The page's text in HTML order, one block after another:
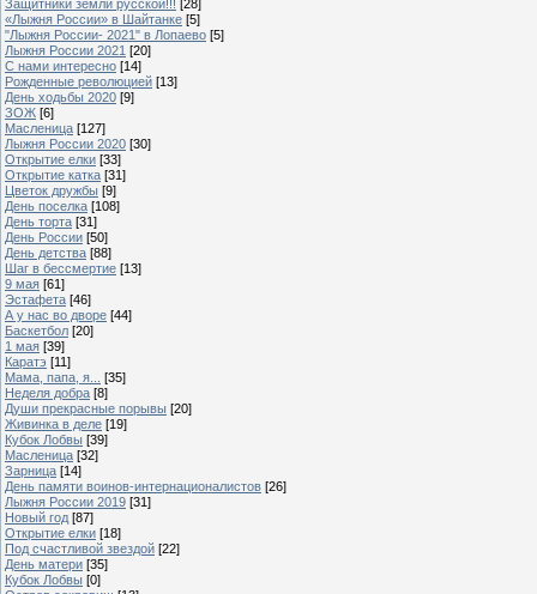
Защитники земли русской!!! [28]
«Лыжня России» в Шайтанке [5]
"Лыжня России- 2021" в Лопаево [5]
Лыжня России 2021 [20]
С нами интересно [14]
Рожденные революцией [13]
День ходьбы 2020 [9]
ЗОЖ [6]
Масленица [127]
Лыжня России 2020 [30]
Открытие елки [33]
Открытие катка [31]
Цветок дружбы [9]
День поселка [108]
День торта [31]
День России [50]
День детства [88]
Шаг в бессмертие [13]
9 мая [61]
Эстафета [46]
А у нас во дворе [44]
Баскетбол [20]
1 мая [39]
Каратэ [11]
Мама, папа, я...
[35]
Неделя добра [8]
Души прекрасные порывы [20]
Живинка в деле [19]
Кубок Лобвы [39]
Масленица [32]
Зарница [14]
День памяти воинов-интернационалистов [26]
Лыжня России 2019 [31]
Новый год [87]
Открытие елки [18]
Под счастливой звездой [22]
День матери [35]
Кубок Лобвы [0]